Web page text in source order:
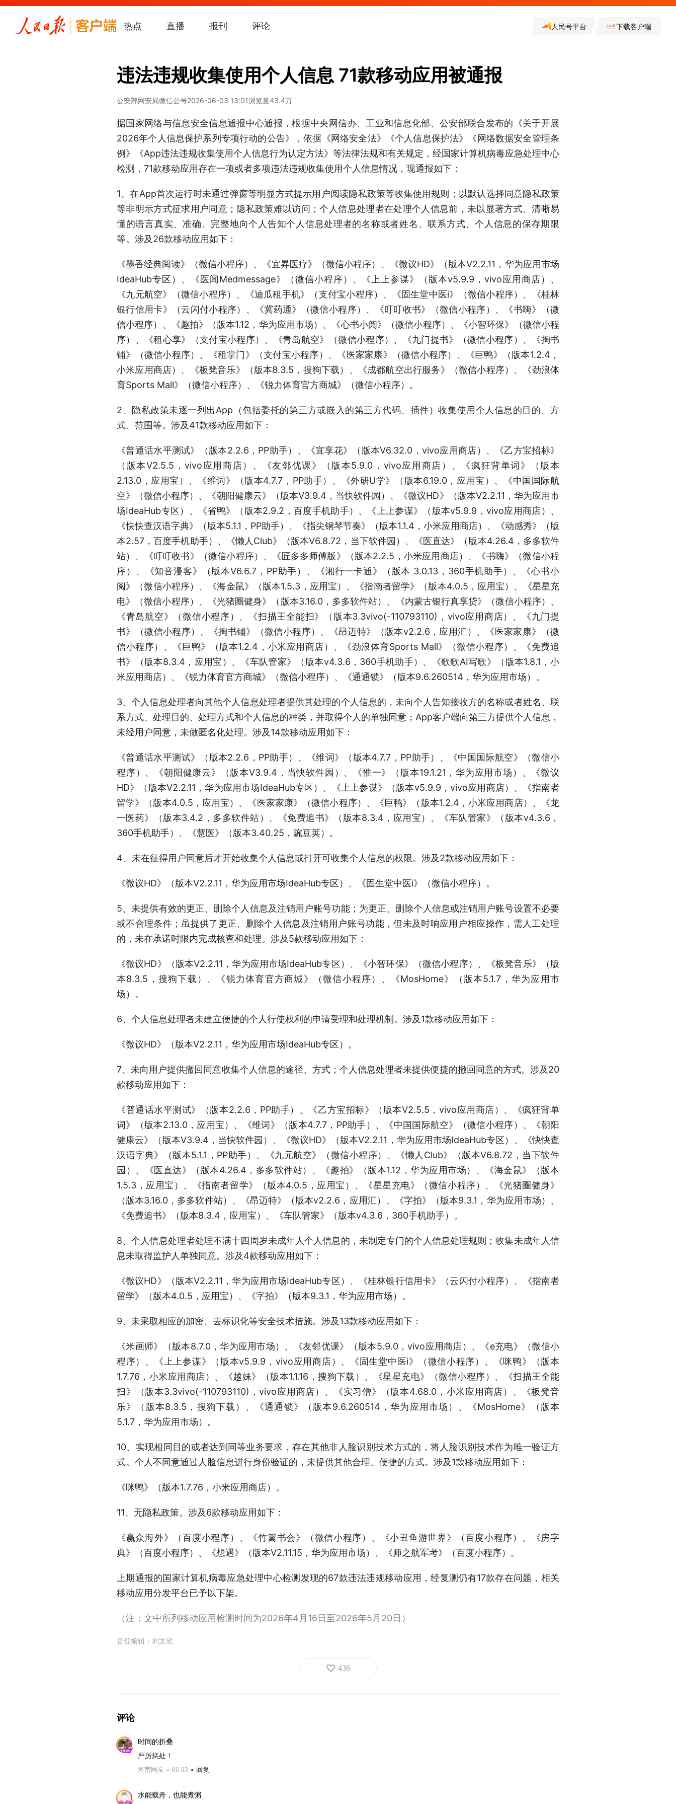
热点 直播 报刊 评论 人民号平台 下载客户端
违法违规收集使用个人信息 71款移动应用被通报
公安部网安局微信公号2026-06-03 13:01浏览量43.4万
据国家网络与信息安全信息通报中心通报，根据中央网信办、工业和信息化部、公安部联合发布的《关于开展
2026年个人信息保护系列专项行动的公告》，依据《网络安全法》《个人信息保护法》《网络数据安全管理条
例》《App违法违规收集使用个人信息行为认定方法》等法律法规和有关规定，经国家计算机病毒应急处理中心
检测，71款移动应用存在一项或者多项违法违规收集使用个人信息情况，现通报如下：
1、在App首次运行时未通过弹窗等明显方式提示用户阅读隐私政策等收集使用规则；以默认选择同意隐私政策
等非明示方式征求用户同意；隐私政策难以访问；个人信息处理者在处理个人信息前，未以显著方式、清晰易
懂的语言真实、准确、完整地向个人告知个人信息处理者的名称或者姓名、联系方式、个人信息的保存期限
等。涉及26款移动应用如下：
《墨香经典阅读》（微信小程序）、《宜昇医疗》（微信小程序）、《微议HD》（版本V2.2.11，华为应用市场
IdeaHub专区）、《医闻Medmessage》（微信小程序）、《上上参谋》（版本v5.9.9，vivo应用商店）、
《九元航空》（微信小程序）、《迪瓜租手机》（支付宝小程序）、《固生堂中医i》（微信小程序）、《桂林
银行信用卡》（云闪付小程序）、《冀药通》（微信小程序）、《叮叮收书》（微信小程序）、《书嗨》（微
信小程序）、《趣拍》（版本1.12，华为应用市场）、《心书小阅》（微信小程序）、《小智环保》（微信小程
序）、《租心享》（支付宝小程序）、《青岛航空》（微信小程序）、《九门提书》（微信小程序）、《掏书
铺》（微信小程序）、《租掌门》（支付宝小程序）、《医家家康》（微信小程序）、《巨鸭》（版本1.2.4，
小米应用商店）、《板凳音乐》（版本8.3.5，搜狗下载）、《成都航空出行服务》（微信小程序）、《劲浪体
育Sports Mall》（微信小程序）、《锐力体育官方商城》（微信小程序）。
2、隐私政策未逐一列出App（包括委托的第三方或嵌入的第三方代码、插件）收集使用个人信息的目的、方
式、范围等。涉及41款移动应用如下：
《普通话水平测试》（版本2.2.6，PP助手）、《宜享花》（版本V6.32.0，vivo应用商店）、《乙方宝招标》
（版本V2.5.5，vivo应用商店）、《友邻优课》（版本5.9.0，vivo应用商店）、《疯狂背单词》（版本
2.13.0，应用宝）、《维词》（版本4.7.7，PP助手）、《外研U学》（版本6.19.0，应用宝）、《中国国际航
空》（微信小程序）、《朝阳健康云》（版本V3.9.4，当快软件园）、《微议HD》（版本V2.2.11，华为应用市
场IdeaHub专区）、《省鸭》（版本2.9.2，百度手机助手）、《上上参谋》（版本v5.9.9，vivo应用商店）、
《快快查汉语字典》（版本5.1.1，PP助手）、《指尖钢琴节奏》（版本1.1.4，小米应用商店）、《动感秀》（版
本2.57，百度手机助手）、《懒人Club》（版本V6.8.72，当下软件园）、《医直达》（版本4.26.4，多多软件
站）、《叮叮收书》（微信小程序）、《匠多多师傅版》（版本2.2.5，小米应用商店）、《书嗨》（微信小程
序）、《知音漫客》（版本V6.6.7，PP助手）、《湘行一卡通》（版本 3.0.13，360手机助手）、《心书小
阅》（微信小程序）、《海金鼠》（版本1.5.3，应用宝）、《指南者留学》（版本4.0.5，应用宝）、《星星充
电》（微信小程序）、《光猪圈健身》（版本3.16.0，多多软件站）、《内蒙古银行真享贷》（微信小程序）、
《青岛航空》（微信小程序）、《扫描王全能扫》（版本3.3vivo(-110793110)，vivo应用商店）、《九门提
书》（微信小程序）、《掏书铺》（微信小程序）、《昂迈特》（版本v2.2.6，应用汇）、《医家家康》（微
信小程序）、《巨鸭》（版本1.2.4，小米应用商店）、《劲浪体育Sports Mall》（微信小程序）、《免费追
书》（版本8.3.4，应用宝）、《车队管家》（版本v4.3.6，360手机助手）、《歌歌AI写歌》（版本1.8.1，小
米应用商店）、《锐力体育官方商城》（微信小程序）、《通通锁》（版本9.6.260514，华为应用市场）。
3、个人信息处理者向其他个人信息处理者提供其处理的个人信息的，未向个人告知接收方的名称或者姓名、联
系方式、处理目的、处理方式和个人信息的种类，并取得个人的单独同意；App客户端向第三方提供个人信息，
未经用户同意，未做匿名化处理。涉及14款移动应用如下：
《普通话水平测试》（版本2.2.6，PP助手）、《维词》（版本4.7.7，PP助手）、《中国国际航空》（微信小
程序）、《朝阳健康云》（版本V3.9.4，当快软件园）、《惟一》（版本19.1.21，华为应用市场）、《微议
HD》（版本V2.2.11，华为应用市场IdeaHub专区）、《上上参谋》（版本v5.9.9，vivo应用商店）、《指南者
留学》（版本4.0.5，应用宝）、《医家家康》（微信小程序）、《巨鸭》（版本1.2.4，小米应用商店）、《龙
一医药》（版本3.4.2，多多软件站）、《免费追书》（版本8.3.4，应用宝）、《车队管家》（版本v4.3.6，
360手机助手）、《慧医》（版本3.40.25，豌豆荚）。
4、未在征得用户同意后才开始收集个人信息或打开可收集个人信息的权限。涉及2款移动应用如下：
《微议HD》（版本V2.2.11，华为应用市场IdeaHub专区）、《固生堂中医i》（微信小程序）。
5、未提供有效的更正、删除个人信息及注销用户账号功能；为更正、删除个人信息或注销用户账号设置不必要
或不合理条件；虽提供了更正、删除个人信息及注销用户账号功能，但未及时响应用户相应操作，需人工处理
的，未在承诺时限内完成核查和处理。涉及5款移动应用如下：
《微议HD》（版本V2.2.11，华为应用市场IdeaHub专区）、《小智环保》（微信小程序）、《板凳音乐》（版
本8.3.5，搜狗下载）、《锐力体育官方商城》（微信小程序）、《MosHome》（版本5.1.7，华为应用市
场）。
6、个人信息处理者未建立便捷的个人行使权利的申请受理和处理机制。涉及1款移动应用如下：
《微议HD》（版本V2.2.11，华为应用市场IdeaHub专区）。
7、未向用户提供撤回同意收集个人信息的途径、方式；个人信息处理者未提供便捷的撤回同意的方式。涉及20
款移动应用如下：
《普通话水平测试》（版本2.2.6，PP助手）、《乙方宝招标》（版本V2.5.5，vivo应用商店）、《疯狂背单
词》（版本2.13.0，应用宝）、《维词》（版本4.7.7，PP助手）、《中国国际航空》（微信小程序）、《朝阳
健康云》（版本V3.9.4，当快软件园）、《微议HD》（版本V2.2.11，华为应用市场IdeaHub专区）、《快快查
汉语字典》（版本5.1.1，PP助手）、《九元航空》（微信小程序）、《懒人Club》（版本V6.8.72，当下软件
园）、《医直达》（版本4.26.4，多多软件站）、《趣拍》（版本1.12，华为应用市场）、《海金鼠》（版本
1.5.3，应用宝）、《指南者留学》（版本4.0.5，应用宝）、《星星充电》（微信小程序）、《光猪圈健身》
（版本3.16.0，多多软件站）、《昂迈特》（版本v2.2.6，应用汇）、《字拍》（版本9.3.1，华为应用市场）、
《免费追书》（版本8.3.4，应用宝）、《车队管家》（版本v4.3.6，360手机助手）。
8、个人信息处理者处理不满十四周岁未成年人个人信息的，未制定专门的个人信息处理规则；收集未成年人信
息未取得监护人单独同意。涉及4款移动应用如下：
《微议HD》（版本V2.2.11，华为应用市场IdeaHub专区）、《桂林银行信用卡》（云闪付小程序）、《指南者
留学》（版本4.0.5，应用宝）、《字拍》（版本9.3.1，华为应用市场）。
9、未采取相应的加密、去标识化等安全技术措施。涉及13款移动应用如下：
《米画师》（版本8.7.0，华为应用市场）、《友邻优课》（版本5.9.0，vivo应用商店）、《e充电》（微信小
程序）、《上上参谋》（版本v5.9.9，vivo应用商店）、《固生堂中医i》（微信小程序）、《咪鸭》（版本
1.7.76，小米应用商店）、《越妹》（版本1.1.16，搜狗下载）、《星星充电》（微信小程序）、《扫描王全能
扫》（版本3.3vivo(-110793110)，vivo应用商店）、《实习僧》（版本4.68.0，小米应用商店）、《板凳音
乐》（版本8.3.5，搜狗下载）、《通通锁》（版本9.6.260514，华为应用市场）、《MosHome》（版本
5.1.7，华为应用市场）。
10、实现相同目的或者达到同等业务要求，存在其他非人脸识别技术方式的，将人脸识别技术作为唯一验证方
式。个人不同意通过人脸信息进行身份验证的，未提供其他合理、便捷的方式。涉及1款移动应用如下：
《咪鸭》（版本1.7.76，小米应用商店）。
11、无隐私政策。涉及6款移动应用如下：
《赢众海外》（百度小程序）、《竹篱书会》（微信小程序）、《小丑鱼游世界》（百度小程序）、《房字
典》（百度小程序）、《想遇》（版本V2.11.15，华为应用市场）、《师之航军考》（百度小程序）。
上期通报的国家计算机病毒应急处理中心检测发现的67款违法违规移动应用，经复测仍有17款存在问题，相关
移动应用分发平台已予以下架。
（注：文中所列移动应用检测时间为2026年4月16日至2026年5月20日）
责任编辑： 刘文欣
436
评论
时间的折叠
严厉惩处！
河南网友
06-03 回复
水能载舟，也能煮粥